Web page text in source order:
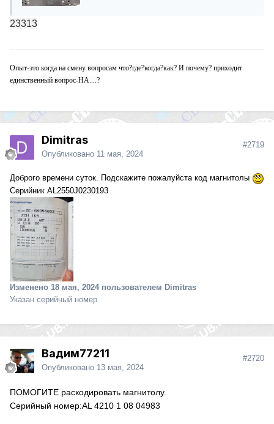
23313
Опыт-это когда на смену вопросам что?где?когда?как? И почему? приходит
единственный вопрос-НА....?
Dimitras
Опубликовано 11 мая, 2024
#2719
Доброго времени суток. Подскажите пожалуйста код магнитолы
Серийник AL2550J0230193
Изменено 18 мая, 2024 пользователем Dimitras
Указан серийный номер
Вадим77211
Опубликовано 13 мая, 2024
#2720
ПОМОГИТЕ раскодировать магнитолу.
Серийный номер:AL 4210 1 08 04983